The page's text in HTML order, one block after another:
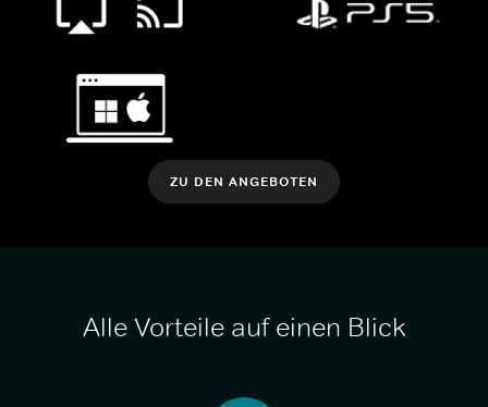
ZU DEN ANGEBOTEN
Alle Vorteile auf einen Blick